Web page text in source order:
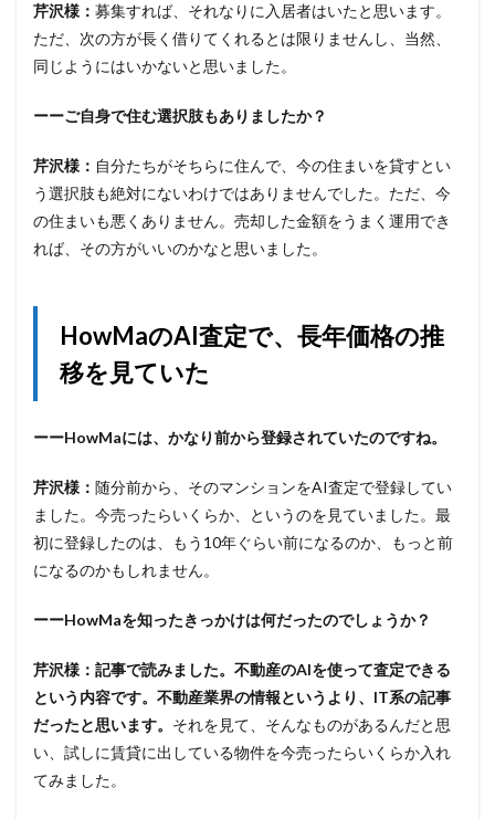
芹沢様： 募集すれば、それなりに入居者はいたと思います。
ただ、次の方が長く借りてくれるとは限りませんし、当然、
同じようにはいかないと思いました。
ーーご自身で住む選択肢もありましたか？
芹沢様： 自分たちがそちらに住んで、今の住まいを貸すとい
う選択肢も絶対にないわけではありませんでした。ただ、今
の住まいも悪くありません。売却した金額をうまく運用でき
れば、その方がいいのかなと思いました。
HowMaのAI査定で、長年価格の推
移を見ていた
ーーHowMaには、かなり前から登録されていたのですね。
芹沢様： 随分前から、そのマンションをAI査定で登録してい
ました。今売ったらいくらか、というのを見ていました。最
初に登録したのは、もう10年ぐらい前になるのか、もっと前
になるのかもしれません。
ーーHowMaを知ったきっかけは何だったのでしょうか？
芹沢様： 記事で読みました。不動産のAIを使って査定できる
という内容です。不動産業界の情報というより、IT系の記事
だったと思います。 それを見て、そんなものがあるんだと思
い、試しに賃貸に出している物件を今売ったらいくらか入れ
てみました。